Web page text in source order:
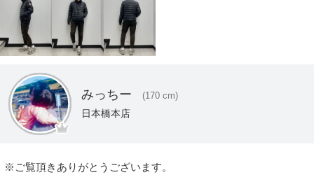
みっちー (170 cm)
日本橋本店
※ご覧頂きありがとうございます。